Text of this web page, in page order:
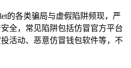
的各类骗局与虚假陷阱频现，严
全，常见陷阱包括仿冒官方平台
活动、恶意仿冒钱包软件等，不